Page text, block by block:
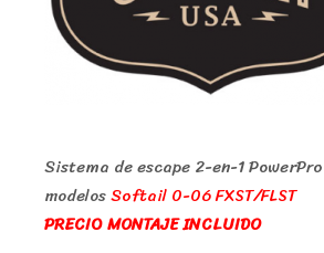
Sistema de escape 2-en-1
modelosSoftail 0-06 FXST/FLST
PRECIO MONTAJE INCLUIDO